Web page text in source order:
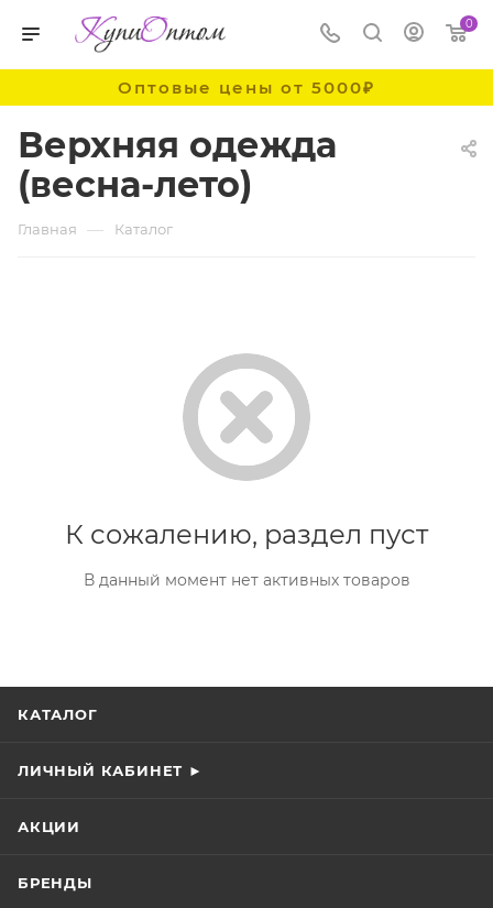
0
Оптовые цены от 5000₽
Верхняя одежда
(весна-лето)
Главная — Каталог
К сожалению, раздел пуст
В данный момент нет активных товаров
КАТАЛОГ
ЛИЧНЫЙ КАБИНЕТ ►
АКЦИИ
БРЕНДЫ